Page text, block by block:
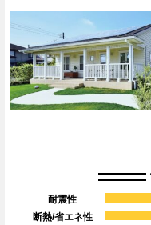
耐震性
断熱/省エネ性